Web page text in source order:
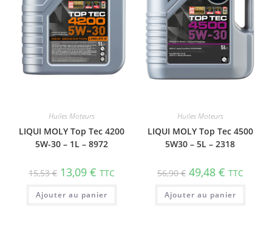
Huiles Moteurs
LIQUI MOLY Top Tec 4200
5W-30 – 1L – 8972
15,53€ 13,09€ TTC
Ajouter au panier
Huiles Moteurs
LIQUI MOLY Top Tec 4500
5W30 – 5L – 2318
56,90€ 49,48 € TTC
Ajouter au panier